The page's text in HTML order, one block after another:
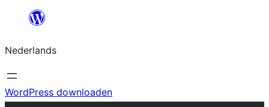
de
inhoud
Nederlands
WordPress downloaden